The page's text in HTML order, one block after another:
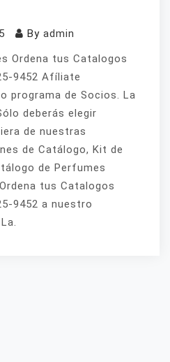
By admin
Ordena tus Catalogos
9452 Afíliate
de Socios. La
deberás elegir
de nuestras
de Catálogo, Kit de
de Perfumes
tus Catalogos
9452 a nuestro